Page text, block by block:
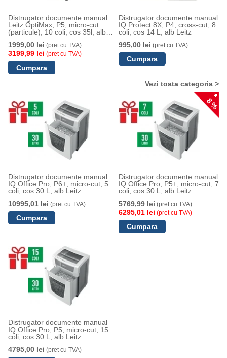
Distrugator documente manual
Leitz OptiMax, P5, micro-cut
(particule), 10 coli, cos 35l, alb-
1999,00 lei (pret cu TVA)
3199,99 lei(pret cu TVA)
Distrugator documente manual
IQ Protect 8X, P4, cross-cut, 8
coli, cos 14 L, alb Leitz
995,00 lei (pret cu TVA)
Vezi toata categoria >
Distrugator documente manual
IQ Office Pro, P6+, micro-cut, 5
coli, cos 30 L, alb Leitz
10995,01 lei (pret cu TVA)
8 %
Distrugator documente manual
IQ Office Pro, P5+, micro-cut, 7
coli, cos 30 L, alb Leitz
5769,99 lei (pret cu TVA)
6295,01 lei(pret cu TVA)
Distrugator documente manual
IQ Office Pro, P5, micro-cut, 15
coli, cos 30 L, alb Leitz
4795,00 lei (pret cu TVA)